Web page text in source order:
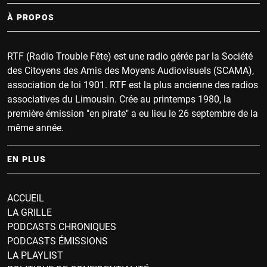
À PROPOS
RTF (Radio Trouble Fête) est une radio gérée par la Société
des Citoyens des Amis des Moyens Audiovisuels (SCAMA),
association de loi 1901. RTF est la plus ancienne des radios
associatives du Limousin. Crée au printemps 1980, la
première émission "en pirate" a eu lieu le 26 septembre de la
même année.
EN PLUS
ACCUEIL
LA GRILLE
PODCASTS CHRONIQUES
PODCASTS ÉMISSIONS
LA PLAYLIST